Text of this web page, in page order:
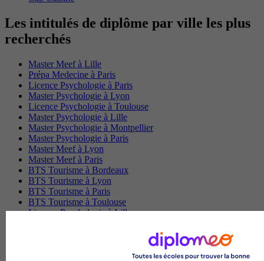
Les intitulés de diplôme par ville les plus
recherchés
Master Meef à Lille
Prépa Medecine à Paris
Licence Psychologie à Paris
Master Psychologie à Lyon
Licence Psychologie à Toulouse
Master Psychologie à Lille
Master Psychologie à Montpellier
Master Psychologie à Paris
Master Meef à Lyon
Master Meef à Paris
BTS Tourisme à Bordeaux
BTS Tourisme à Lyon
BTS Tourisme à Paris
BTS Tourisme à Toulouse
Licence Psychologie à Lille
BTS Communication à Lyon